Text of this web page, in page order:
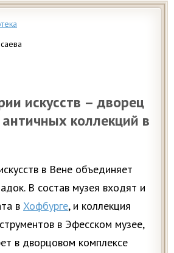
искусств – дворец
коллекций в
в Вене объединяет
В состав музея входят и
в Хофбурге, и коллекция
в Эфесском музее,
в дворцовом комплексе